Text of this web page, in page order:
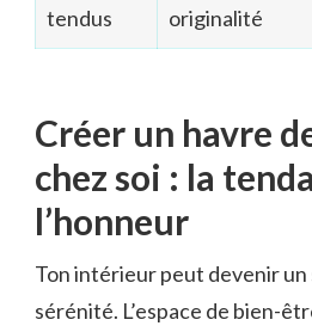
tendus
originalité
Créer un havre
chez soi : la
l’honneur
Ton intérieur peut devenir un
sérénité. L’espace de bien-